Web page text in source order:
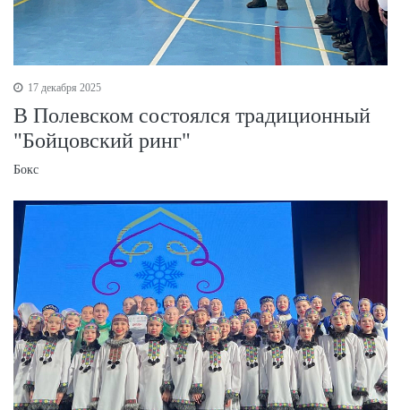
17 декабря 2025
В Полевском состоялся традиционный
"Бойцовский ринг"
Бокс